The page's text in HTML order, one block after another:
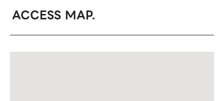
ACCESS MAP.